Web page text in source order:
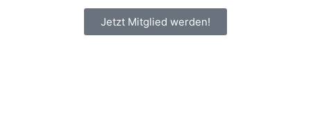
Jetzt Mitglied werden!